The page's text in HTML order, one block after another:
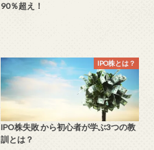
90％超え！
IPO株とは？
IPO株失敗 から初心者が学ぶ3つの教
訓とは？